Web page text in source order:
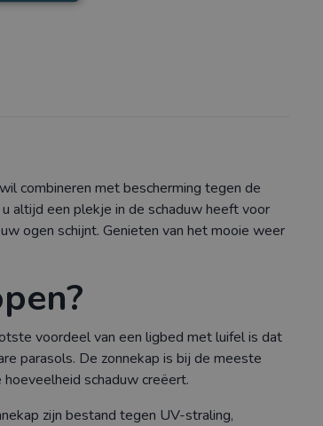
combineren met bescherming tegen de
altijd een plekje in de schaduw heeft voor
ogen schijnt. Genieten van het mooie weer
voordeel van een ligbed met luifel is dat
parasols. De zonnekap is bij de meeste
schaduw creëert.
zijn bestand tegen UV-straling,